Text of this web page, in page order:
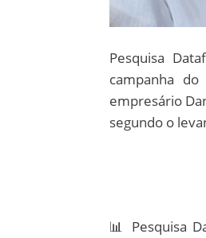
Pesquisa
campanha
empresário
segundo o
📊 Pesquisa